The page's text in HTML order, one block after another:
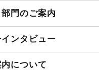
門のご案内
インタビュー
について